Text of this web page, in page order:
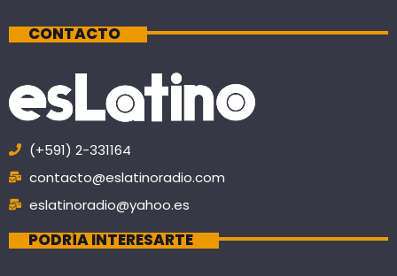
CONTACTO
(+591) 2-331164
contacto@eslatinoradio.com
eslatinoradio@yahoo.es
PODRÍA INTERESARTE